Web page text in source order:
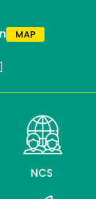
MAP
NCS